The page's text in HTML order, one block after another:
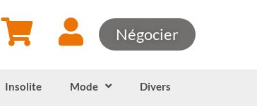
Négocier
Insolite Mode Divers